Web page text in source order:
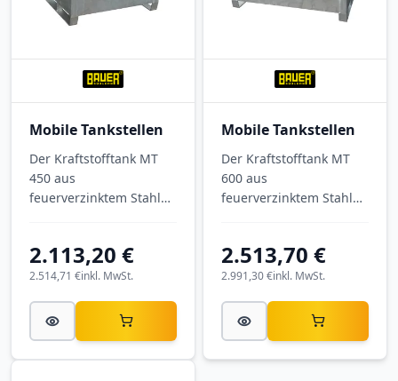
Mobile Tankstellen
Der Kraftstofftank MT
450 aus
feuerverzinktem Stahl
Betankung als kompakte
Hoftankstelle. Mit
1060 × 890 mm (B × L ×
H) wird die mobile
2.113,20 €
inkl. MwSt.
2.514,71 €
Mobile Tankstellen
Der Kraftstofftank MT
600 aus
feuerverzinktem Stahl
Betankung als robuste
Hoftankstelle. Mit
1360 × 890 mm (B × L ×
H) wird die mobile
2.513,70 €
inkl. MwSt.
2.991,30 €